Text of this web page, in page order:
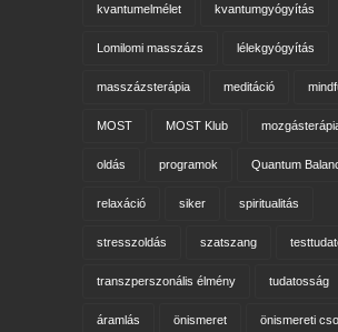
kvantumelmélet kvantumgyógyítás
Lomilomi masszázs lélekgyógyítás
masszázsterápia meditáció
MOST MOST Klub
oldás programok Quantum
relaxáció siker spiritualitás
stresszoldás szatszang
transzperszonális élmény tudatosság
áramlás önismeret önismereti